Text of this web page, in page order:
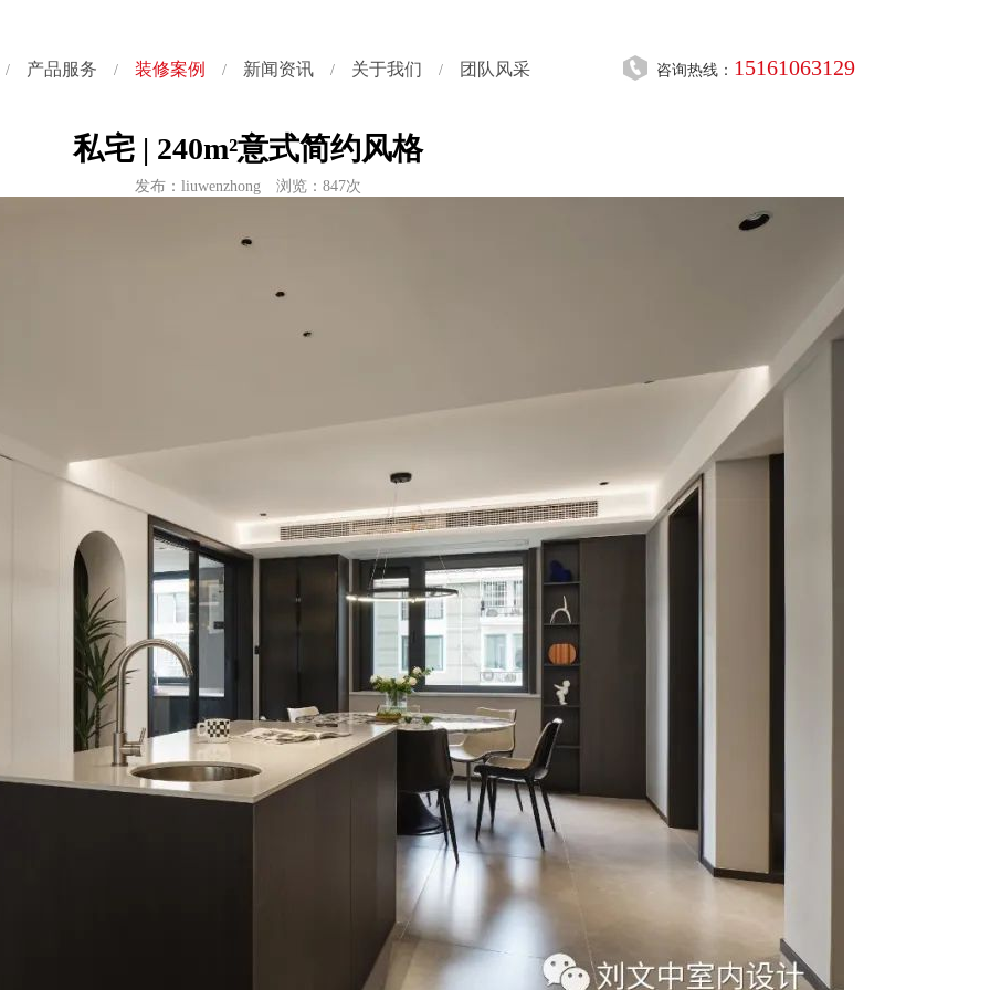
/ 产品服务 / 装修案例 / 新闻资讯 / 关于我们 / 团队风采 咨询热线： 15161063129
私宅 | 240m²意式简约风格
发布：liuwenzhong 浏览：847次